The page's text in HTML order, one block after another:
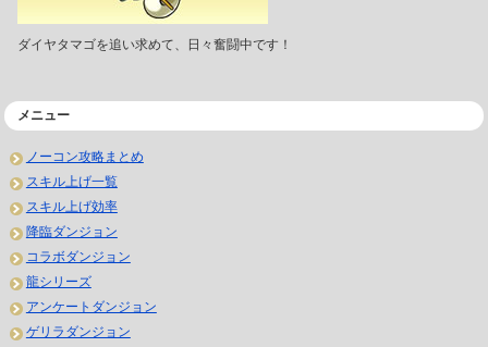
ダイヤタマゴを追い求めて、日々奮闘中です！
メニュー
ノーコン攻略まとめ
スキル上げ一覧
スキル上げ効率
降臨ダンジョン
コラボダンジョン
龍シリーズ
アンケートダンジョン
ゲリラダンジョン